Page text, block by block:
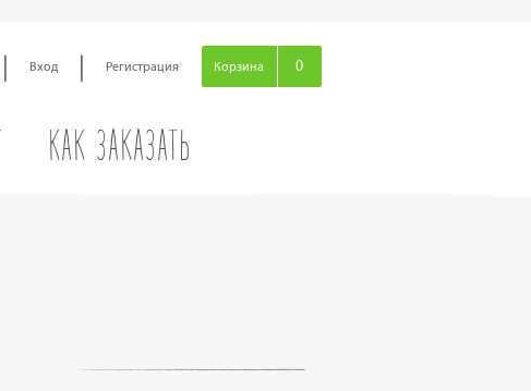
| Вход | Регистрация Корзина 0
КАК ЗАКАЗАТЬ